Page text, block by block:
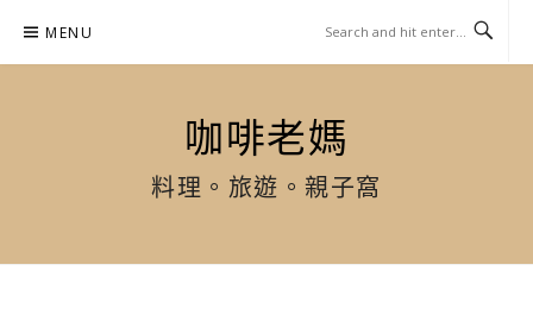
content
MENU
咖啡老媽
料理。旅遊。親子窩